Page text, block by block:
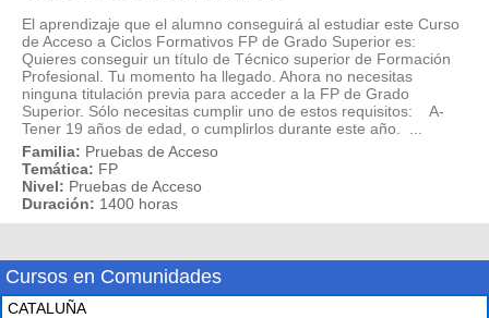
El aprendizaje que el alumno conseguirá al estudiar este Curso
de Acceso a Ciclos Formativos FP de Grado Superior es:
Quieres conseguir un título de Técnico superior de Formación
Profesional. Tu momento ha llegado. Ahora no necesitas
ninguna titulación previa para acceder a la FP de Grado
Superior. Sólo necesitas cumplir uno de estos requisitos: A-
Tener 19 años de edad, o cumplirlos durante este año. ...
Familia: Pruebas de Acceso
Temática: FP
Nivel: Pruebas de Acceso
Duración: 1400 horas
Cursos en Comunidades
CATALUÑA